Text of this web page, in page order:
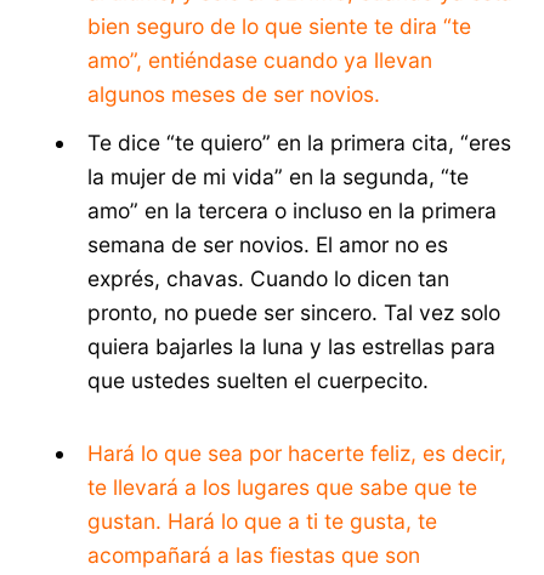
bien seguro de lo que siente te dira “te
amo”, entiéndase cuando ya llevan
algunos meses de ser novios.
Te dice “te quiero” en la primera cita, “eres
la mujer de mi vida” en la segunda, “te
amo” en la tercera o incluso en la primera
semana de ser novios. El amor no es
exprés, chavas. Cuando lo dicen tan
pronto, no puede ser sincero. Tal vez solo
quiera bajarles la luna y las estrellas para
que ustedes suelten el cuerpecito.
Hará lo que sea por hacerte feliz, es decir,
te llevará a los lugares que sabe que te
gustan. Hará lo que a ti te gusta, te
acompañará a las fiestas que son